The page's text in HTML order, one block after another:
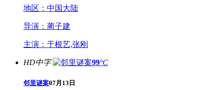
地区： 中国大陆
导演： 蔺子建
主演： 于根艺,张刚
HD中字 99°C
邻里谜案07月13日